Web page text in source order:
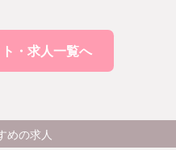
・求人一覧へ
めの求人